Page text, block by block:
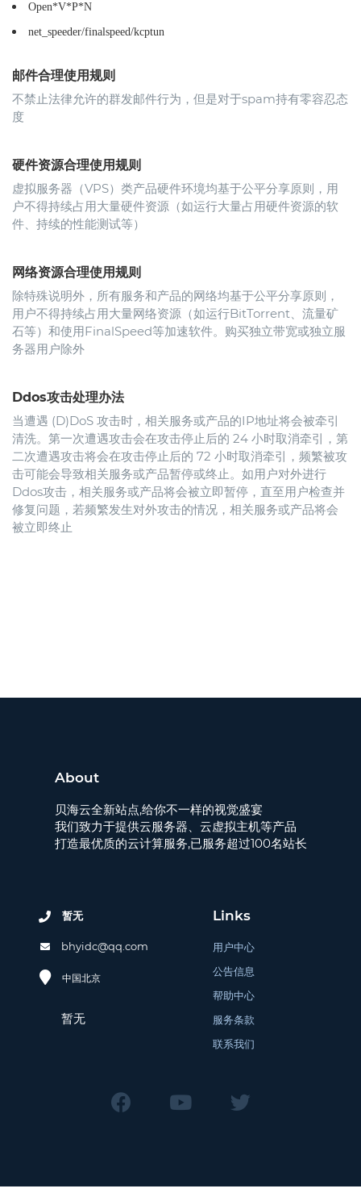
Open*V*P*N
net_speeder/finalspeed/kcptun
邮件合理使用规则
不禁止法律允许的群发邮件行为，但是对于spam持有零容忍态
度
硬件资源合理使用规则
虚拟服务器（VPS）类产品硬件环境均基于公平分享原则，用
户不得持续占用大量硬件资源（如运行大量占用硬件资源的软
件、持续的性能测试等）
网络资源合理使用规则
除特殊说明外，所有服务和产品的网络均基于公平分享原则，
用户不得持续占用大量网络资源（如运行BitTorrent、流量矿
石等）和使用FinalSpeed等加速软件。购买独立带宽或独立服
务器用户除外
Ddos攻击处理办法
当遭遇 (D)DoS 攻击时，相关服务或产品的IP地址将会被牵引
清洗。第一次遭遇攻击会在攻击停止后的 24 小时取消牵引，第
二次遭遇攻击将会在攻击停止后的 72 小时取消牵引，频繁被攻
击可能会导致相关服务或产品暂停或终止。如用户对外进行
Ddos攻击，相关服务或产品将会被立即暂停，直至用户检查并
修复问题，若频繁发生对外攻击的情况，相关服务或产品将会
被立即终止
About
贝海云全新站点,给你不一样的视觉盛宴
我们致力于提供云服务器、云虚拟主机等产品
打造最优质的云计算服务,已服务超过100名站长
暂无
bhyidc@qq.com
中国北京
暂无
Links
用户中心
公告信息
帮助中心
服务条款
联系我们